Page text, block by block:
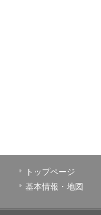
トップページ
基本情報・地図